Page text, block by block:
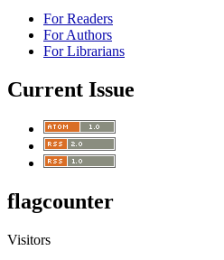
For Readers
For Authors
For Librarians
Current Issue
flagcounter
Visitors